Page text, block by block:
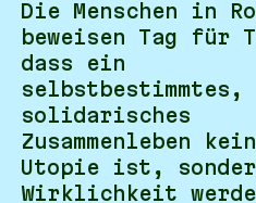
Die Menschen in
beweisen Tag für
dass ein
selbstbestimmtes,
solidarisches
Zusammenleben
Utopie ist,
Wirklichkeit